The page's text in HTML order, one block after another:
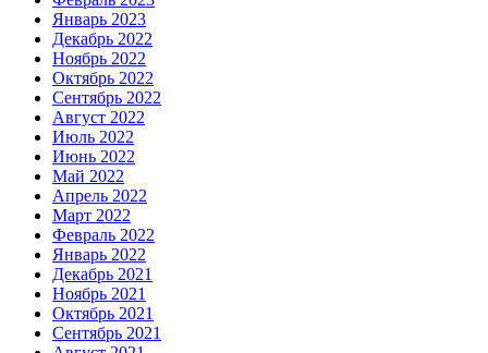
Январь 2023
Декабрь 2022
Ноябрь 2022
Октябрь 2022
Сентябрь 2022
Август 2022
Июль 2022
Июнь 2022
Май 2022
Апрель 2022
Март 2022
Февраль 2022
Январь 2022
Декабрь 2021
Ноябрь 2021
Октябрь 2021
Сентябрь 2021